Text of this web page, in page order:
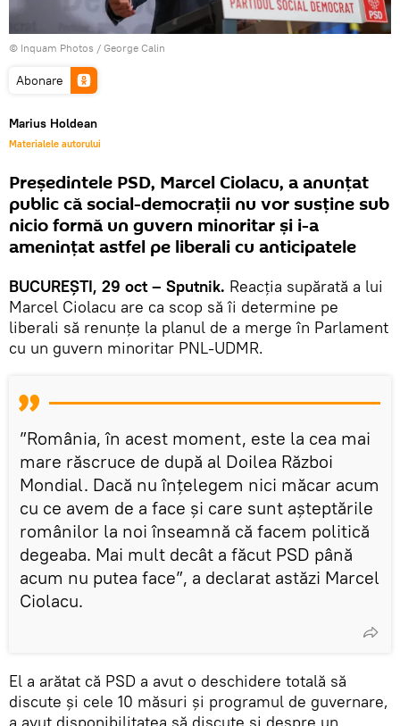
© Inquam Photos / George Calin
Abonare
Marius Holdean
Materialele autorului
Președintele PSD, Marcel Ciolacu, a anunțat
public că social-democrații nu vor susține sub
nicio formă un guvern minoritar și i-a
amenințat astfel pe liberali cu anticipatele
BUCUREȘTI, 29 oct – Sputnik. Reacția supărată a lui
Marcel Ciolacu are ca scop să îi determine pe
liberali să renunțe la planul de a merge în Parlament
cu un guvern minoritar PNL-UDMR.
”România, în acest moment, este la cea mai
mare răscruce de după al Doilea Război
Mondial. Dacă nu înțelegem nici măcar acum
cu ce avem de a face și care sunt așteptările
românilor la noi înseamnă că facem politică
degeaba. Mai mult decât a făcut PSD până
acum nu putea face”, a declarat astăzi Marcel
Ciolacu.
El a arătat că PSD a avut o deschidere totală să
discute și cele 10 măsuri și programul de guvernare,
a avut disponibilitatea să discute și despre un